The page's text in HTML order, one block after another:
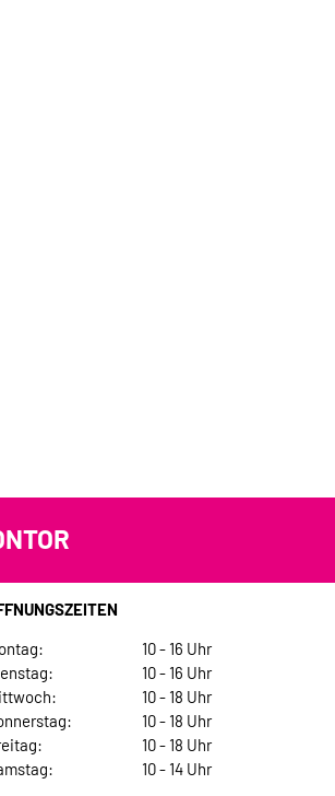
10 - 16 Uhr
10 - 16 Uhr
10 - 18 Uhr
10 - 18 Uhr
10 - 18 Uhr
10 - 14 Uhr